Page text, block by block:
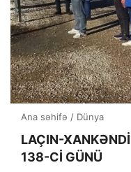
Ana səhifə / Dünya
LAÇIN-
138-Cİ GÜNÜ